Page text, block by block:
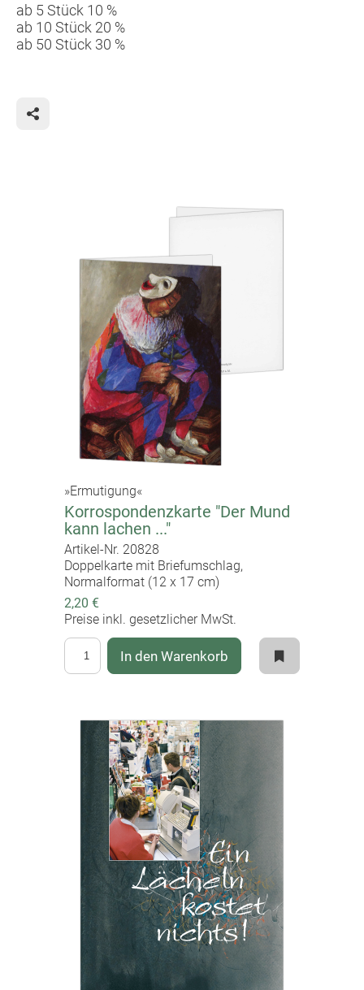
ab 5 Stück 10 %
ab 10 Stück 20 %
ab 50 Stück 30 %
»Ermutigung«
Korrospondenzkarte "Der Mund
kann lachen ..."
Artikel-Nr. 20828
Doppelkarte mit Briefumschlag,
Normalformat (12 x 17 cm)
2,20 €
Preise inkl. gesetzlicher MwSt.
In den Warenkorb